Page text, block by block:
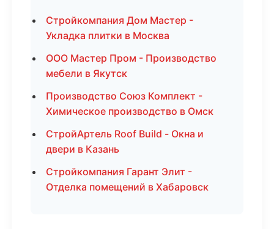
Стройкомпания Дом Мастер -
Укладка плитки в Москва
ООО Мастер Пром - Производство
мебели в Якутск
Производство Союз Комплект -
Химическое производство в Омск
СтройАртель Roof Build - Окна и
двери в Казань
Стройкомпания Гарант Элит -
Отделка помещений в Хабаровск